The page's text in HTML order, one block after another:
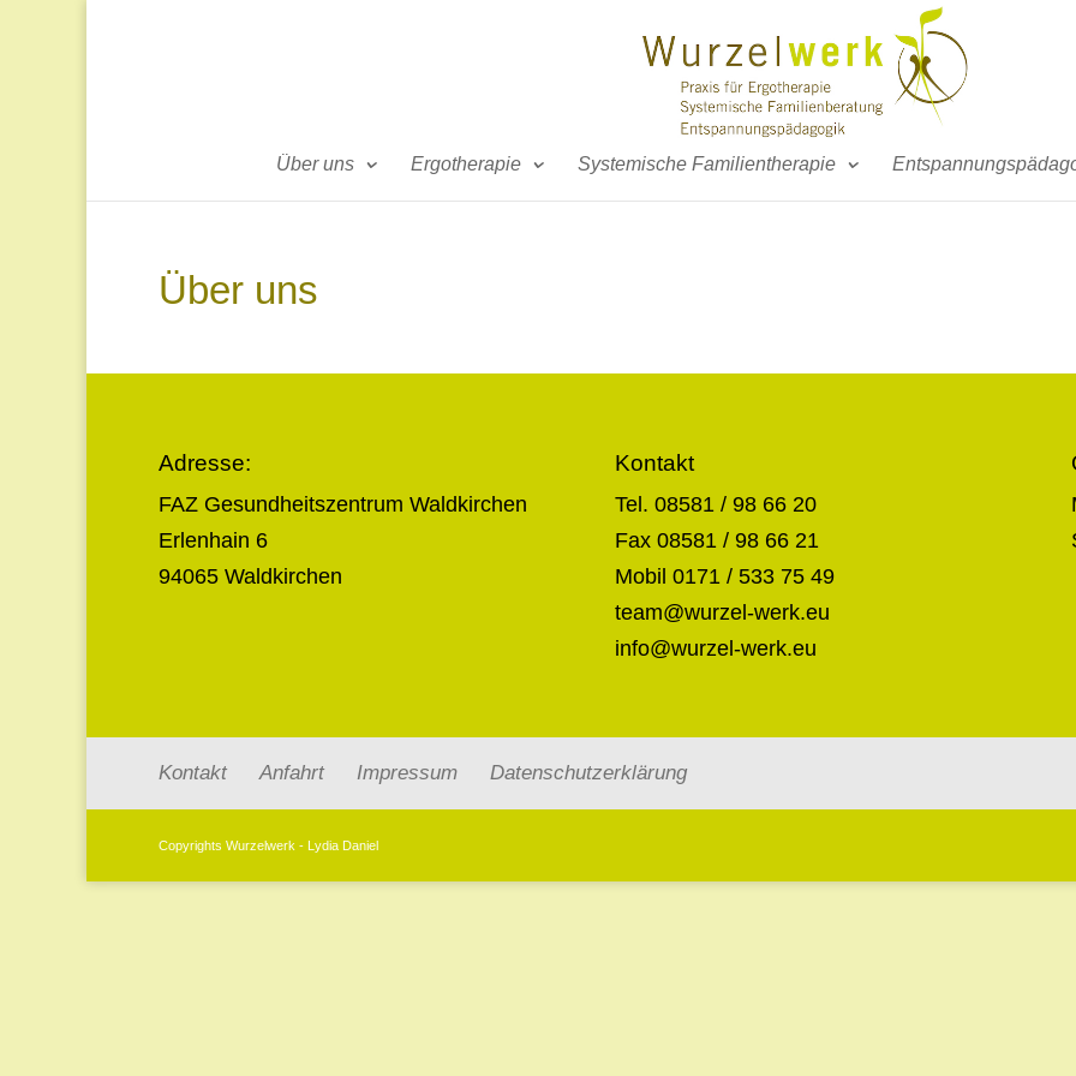
Über uns Ergotherapie Systemische Familientherapie
Über uns
Adresse:
FAZ Gesundheitszentrum Waldkirchen
Erlenhain 6
94065 Waldkirchen
Kontakt
Tel. 08581 / 98 66 20
Fax 08581 / 98 66 21
Mobil 0171 / 533 75 49
team@wurzel-werk.eu
info@wurzel-werk.eu
Kontakt Anfahrt Impressum Datenschutzerklärung
Copyrights Wurzelwerk - Lydia Daniel